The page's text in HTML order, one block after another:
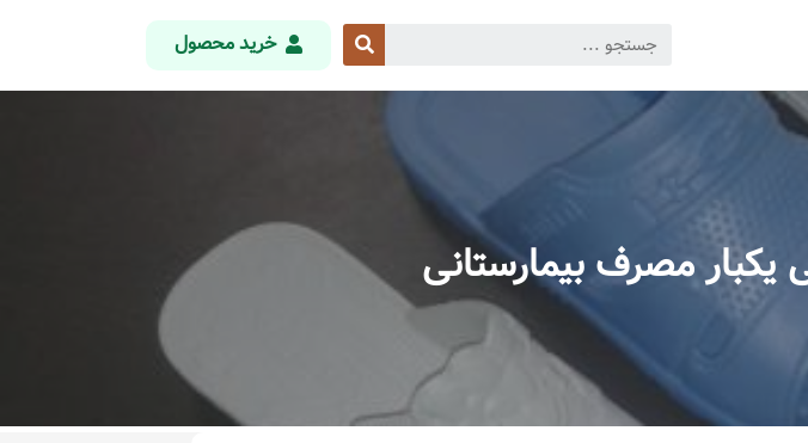
خرید محصول
یکبار مصرف بیمارستانی